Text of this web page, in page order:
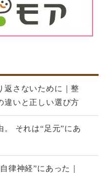
返さないために｜整
違いと正しい選び方
。 それは“足元”にあ
律神経”にあった｜